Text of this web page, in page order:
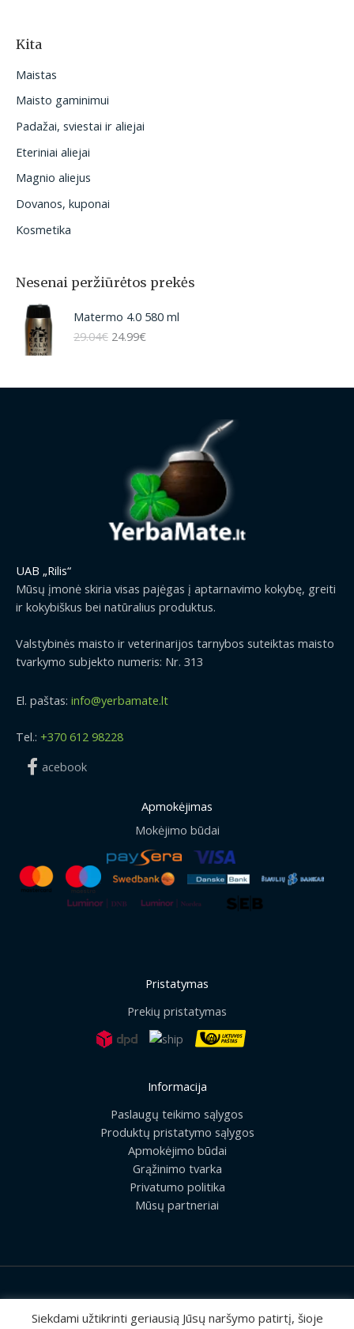
Kita
Maistas
Maisto gaminimui
Padažai, sviestai ir aliejai
Eteriniai aliejai
Magnio aliejus
Dovanos, kuponai
Kosmetika
Nesenai peržiūrėtos prekės
Matermo 4.0 580 ml
29.04€
r
i
n
w
a
2
9
0
4
24.99€
u
r
n
c
e
i
s
:
.
9
€
.
UAB „Rilis“
Mūsų įmonė skiria visas pajėgas į aptarnavimo kokybę, greiti
ir kokybiškus bei natūralius produktus.
Valstybinės maisto ir veterinarijos tarnybos suteiktas maisto
tvarkymo subjekto numeris: Nr. 313
El. paštas: info@yerbamate.lt
Tel.: +370 612 98228
acebook
Apmokėjimas
Mokėjimo būdai
Pristatymas
Prekių pristatymas
Informacija
Paslaugų teikimo sąlygos
Produktų pristatymo sąlygos
Apmokėjimo būdai
Grąžinimo tvarka
Privatumo politika
Mūsų partneriai
2026 © Visos teisės saugomos | UAB „Rilis“
Siekdami užtikrinti geriausią Jūsų naršymo patirtį, šioje